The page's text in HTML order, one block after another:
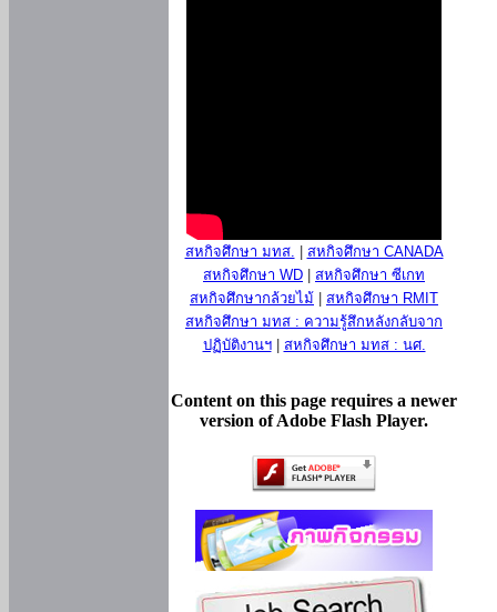
สหกิจศึกษา มทส.
สหกิจศึกษา CANADA
สหกิจศึกษา WD
สหกิจศึกษา ซีเกท
สหกิจศึกษากล้วยไม้
สหกิจศึกษา RMIT
สหกิจศึกษา มทส : ความรู้สึกหลังกลับจาก
ปฏิบัติงานฯ| สหกิจศึกษา มทส : นศ.
Content on this page requires a newer
version of Adobe Flash Player.